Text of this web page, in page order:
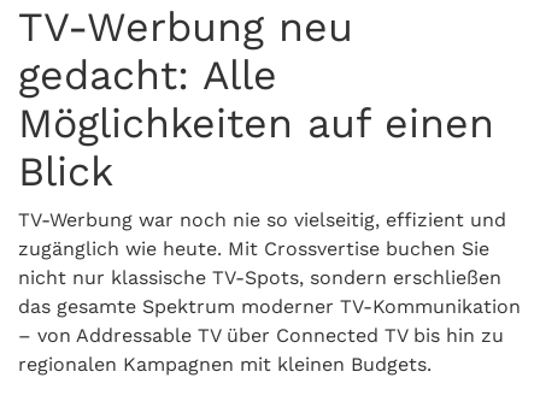
TV-Werbung neu
gedacht: Alle
Möglichkeiten auf einen
Blick
TV-Werbung war noch nie so vielseitig, effizient und
zugänglich wie heute. Mit Crossvertise buchen Sie
nicht nur klassische TV-Spots, sondern erschließen
das gesamte Spektrum moderner TV-Kommunikation
– von Addressable TV über Connected TV bis hin zu
regionalen Kampagnen mit kleinen Budgets.